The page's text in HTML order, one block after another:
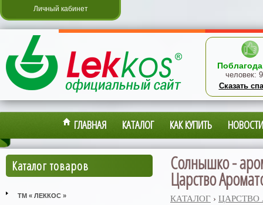
Личный кабинет
человек:
Сказать
ГЛАВНАЯ КАТАЛОГ КАК КУПИТЬ НОВОСТИ
Каталог товаров
ТМ « ЛЕККОС »
Солнышко -
Царство
КАТАЛОГ › ЦАРСТВО